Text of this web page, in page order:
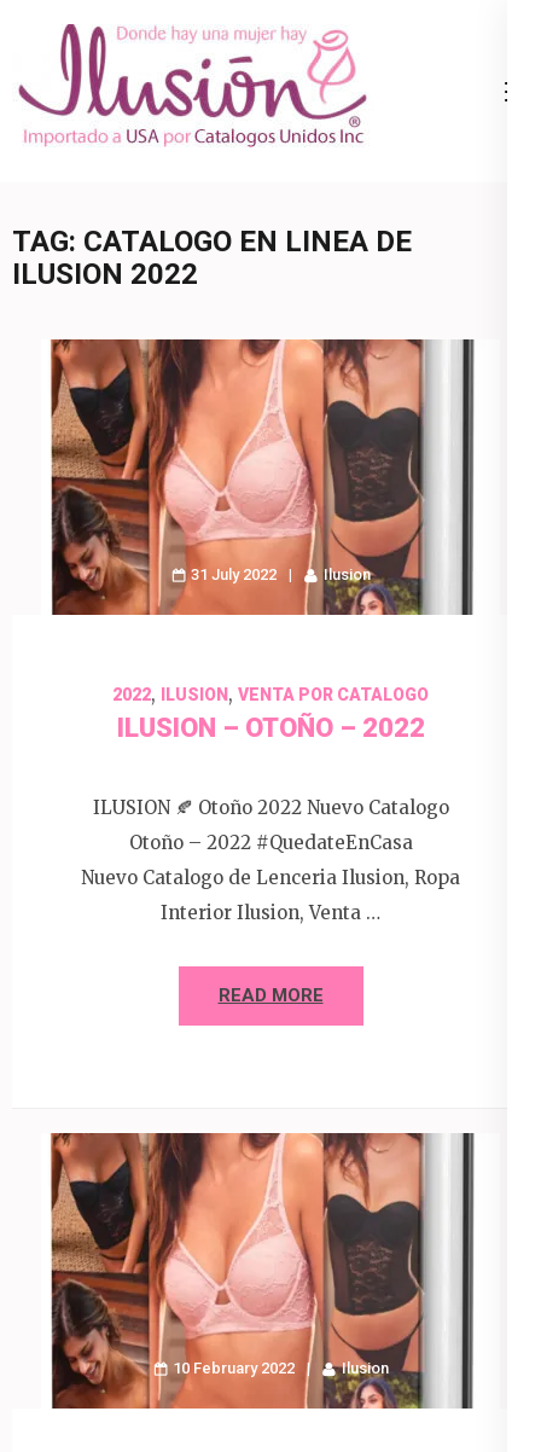
content
(Press
Ropa Interior
800.825.9452
TAG: CATALOGO EN LINEA DE
ILUSION 2022
31 July 2022 Ilusion
2022, ILUSION , VENTA POR CATALOGO
ILUSION – OTOÑO – 2022
ILUSION 🍂 Otoño 2022 Nuevo Catalogo
Otoño – 2022 #QuedateEnCasa
Nuevo Catalogo de Lenceria Ilusion, Ropa
Interior Ilusion, Venta …
READ MORE
10 February 2022 Ilusion